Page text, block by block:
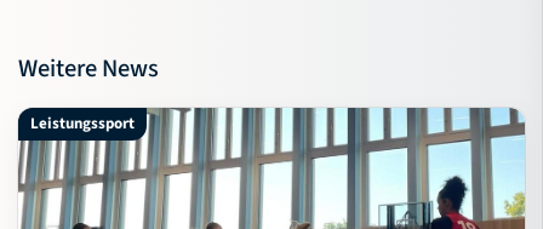
Weitere News
Leistungssport